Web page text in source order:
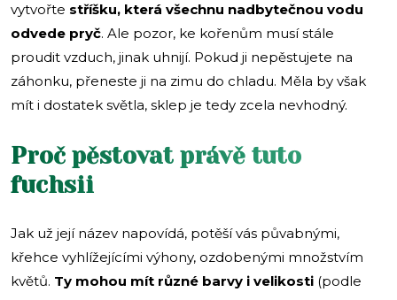
vytvořte stříšku, která všechnu nadbytečnou vodu
odvede pryč. Ale pozor, ke kořenům musí stále
proudit vzduch, jinak uhnijí. Pokud ji nepěstujete na
záhonku, přeneste ji na zimu do chladu. Měla by však
mít i dostatek světla, sklep je tedy zcela nevhodný.
Proč pěstovat právě tuto
fuchsii
Jak už její název napovídá, potěší vás půvabnými,
křehce vyhlížejícími výhony, ozdobenými množstvím
květů. Ty mohou mít různé barvy i velikosti (podle